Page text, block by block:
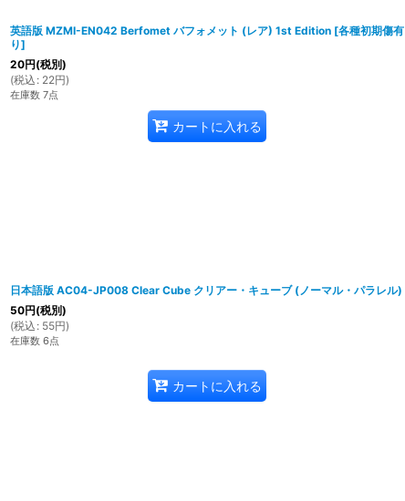
英語版 MZMI-EN042 Berfomet バフォメット (レア) 1st Edition [各種初期傷有
り]
20円(税別)
(税込 : 22円)
在庫数 7点
カートに入れる
日本語版 AC04-JP008 Clear Cube クリアー・キューブ (ノーマル・パラレル)
50円(税別)
(税込 : 55円)
在庫数 6点
カートに入れる